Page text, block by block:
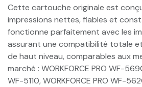
Cette cartouche originale est
impressions nettes, fiables et
fonctionne parfaitement avec les
assurant une compatibilité totale
de haut niveau, comparables aux
marché : WORKFORCE PRO WF-
WF-5110, WORKFORCE PRO WF-